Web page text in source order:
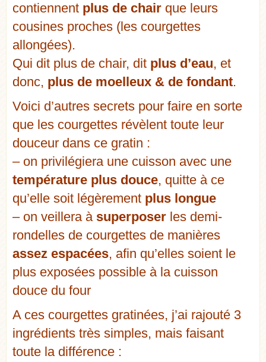
contiennent plus de chair que leurs
cousines proches (les courgettes
allongées).
Qui dit plus de chair, dit plus d’eau, et
donc, plus de moelleux & de fondant.
Voici d’autres secrets pour faire en sorte
que les courgettes révèlent toute leur
douceur dans ce gratin :
– on privilégiera une cuisson avec une
température plus douce, quitte à ce
qu’elle soit légèrement plus longue
– on veillera à superposer les demi-
rondelles de courgettes de manières
assez espacées, afin qu’elles soient le
plus exposées possible à la cuisson
douce du four
A ces courgettes gratinées, j’ai rajouté 3
ingrédients très simples, mais faisant
toute la différence :